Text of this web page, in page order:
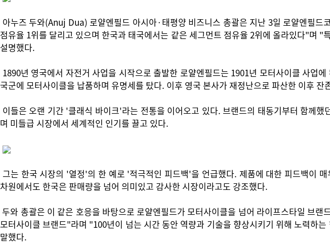
아누즈 두와(Anuj Dua) 로얄엔필드 아시아·태평양 비즈니스 총괄은 지난 3일 로얄엔필
점유율 1위를 달리고 있으며 한국과 태국에서는 같은 세그먼트 점유율 2위에 올라있다"며
설명했다.
1890년 영국에서 자전거 사업을 시작으로 출발한 로얄엔필드는 1901년 모터사이클 사업
국군에 모터사이클을 납품하며 유명세를 탔다. 이후 영국 본사가 재정난으로 파산한 이후 잔
이들은 오랜 기간 '클래식 바이크'라는 전통을 이어오고 있다. 브랜드의 태동기부터 함께
며 미들급 시장에서 세계적인 인기를 끌고 있다.
그는 한국 시장의 '열정'의 한 예로 '적극적인 피드백'을 언급했다. 제품에 대한 피드백이
차원에서도 한국은 판매량을 넘어 의미있고 감사한 시장이라고도 강조했다.
두와 총괄은 이 같은 호응을 바탕으로 로얄엔필드가 모터사이클을 넘어 라이프스타일 브
모터사이클 브랜드"라며 "100년이 넘는 시간 동안 역량과 기술을 향상시키기 위해 노력하
말했다.